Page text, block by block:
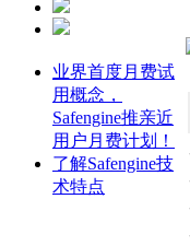
业界首度月费试
用概念，
Safengine推亲近
用户月费计划！
了解Safengine技
术特点